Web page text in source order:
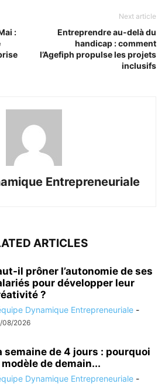
:
Next article
Entreprendre au-delà du
handicap : comment
l’Agefiph propulse les projets
inclusifs
Entrepreneuriale
ARTICLES
il prôner l’autonomie de ses
pour développer leur
?
Dynamique Entrepreneuriale -
08/2026
semaine de 4 jours : pourquoi
modèle de demain...
Dynamique Entrepreneuriale -